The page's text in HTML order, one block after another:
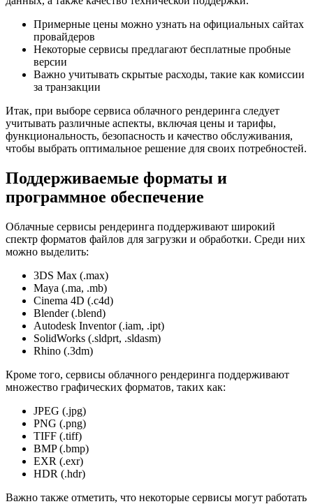
Примерные цены можно узнать на официальных сайтах
провайдеров
Некоторые сервисы предлагают бесплатные пробные
версии
Важно учитывать скрытые расходы, такие как комиссии
за транзакции
Итак, при выборе сервиса облачного рендеринга следует
учитывать различные аспекты, включая цены и тарифы,
функциональность, безопасность и качество обслуживания,
чтобы выбрать оптимальное решение для своих потребностей.
Поддерживаемые форматы и
программное обеспечение
Облачные сервисы рендеринга поддерживают широкий
спектр форматов файлов для загрузки и обработки. Среди них
можно выделить:
3DS Max (.max)
Maya (.ma, .mb)
Cinema 4D (.c4d)
Blender (.blend)
Autodesk Inventor (.iam, .ipt)
SolidWorks (.sldprt, .sldasm)
Rhino (.3dm)
Кроме того, сервисы облачного рендеринга поддерживают
множество графических форматов, таких как:
JPEG (.jpg)
PNG (.png)
TIFF (.tiff)
BMP (.bmp)
EXR (.exr)
HDR (.hdr)
Важно также отметить, что некоторые сервисы могут работать